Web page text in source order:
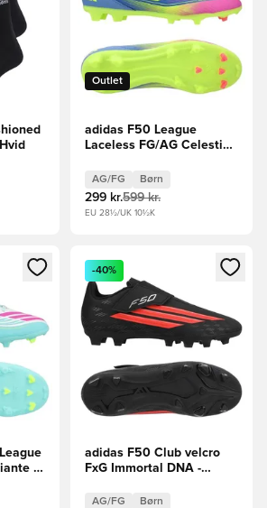
Outlet
adidas F50 League
Laceless FG/AG Celestial
Børn
AG/FG Børn
299 kr.599 kr.
EU 28½/UK 10½K
at logge ind eller tilmelde dig som
-
Åbner en Modal til at logge
-40%
adidas F50 Club velcro
FxG Immortal DNA -
AG/FG Børn